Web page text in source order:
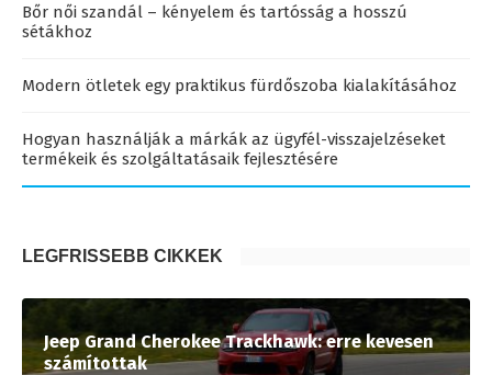
Bőr női szandál – kényelem és tartósság a hosszú
sétákhoz
Modern ötletek egy praktikus fürdőszoba kialakításához
Hogyan használják a márkák az ügyfél-visszajelzéseket
termékeik és szolgáltatásaik fejlesztésére
LEGFRISSEBB CIKKEK
Jeep Grand Cherokee Trackhawk: erre kevesen
számítottak